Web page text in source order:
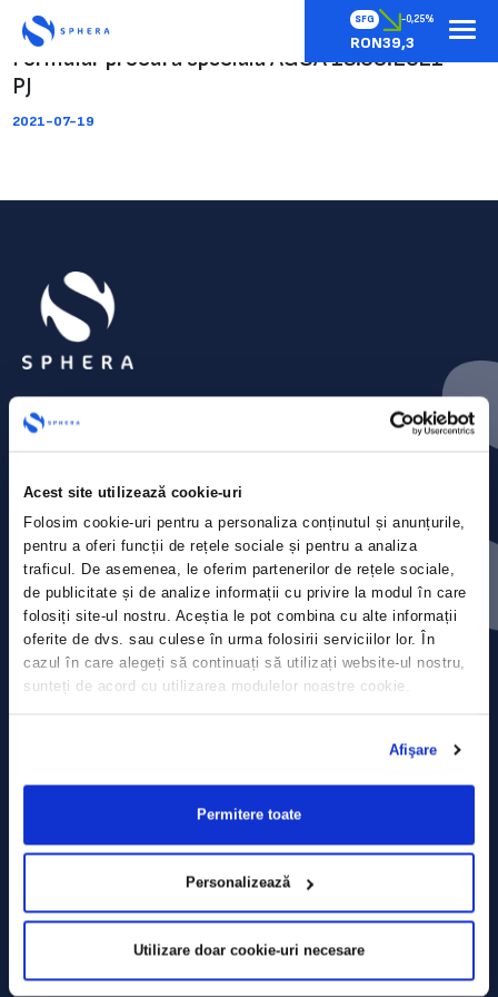
Acest site utilizează cookie-uri
Folosim cookie-uri pentru a personaliza conținutul și anunțurile,
pentru a oferi funcții de rețele sociale și pentru a analiza
traficul. De asemenea, le oferim partenerilor de rețele sociale,
de publicitate și de analize informații cu privire la modul în care
folosiți site-ul nostru. Aceștia le pot combina cu alte informații
oferite de dvs. sau culese în urma folosirii serviciilor lor. În
cazul în care alegeți să continuați să utilizați website-ul nostru,
sunteți de acord cu utilizarea modulelor noastre cookie.
Afişare
Permitere toate
Personalizează
Utilizare doar cookie-uri necesare
SFG -0,25%
RON39,3
Formular procură specială AGOA 19.08.2021 –
PJ
2021-07-19
Contact
Comunicate de presă